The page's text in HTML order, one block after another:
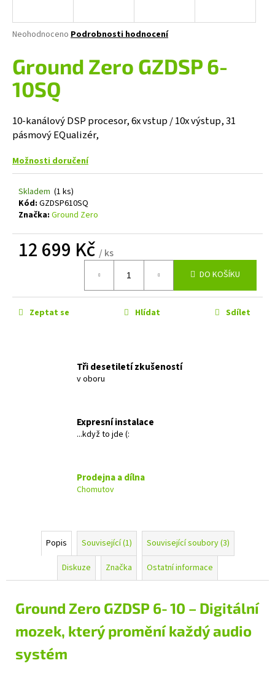
Průměrné
produktu
je
0,0
hvězdiček.
Neohodnoceno Podrobnosti hodnocení
Ground Zero GZDSP 6-
10SQ
10-kanálový DSP procesor, 6x vstup / 10x výstup, 31
pásmový EQualizér,
Možnosti doručení
Skladem (1 ks)
Kód: GZDSP610SQ
Značka: Ground Zero
12 699 Kč / ks
DO KOŠÍKU
Zeptat se Hlídat Sdílet
Tři desetiletí zkušeností
v oboru
Expresní instalace
...když to jde (:
Prodejna a dílna
Chomutov
Popis Související (1)
Související soubory (3)
Diskuze
Značka Ostatní informace
Ground Zero GZDSP 6‑10 – Digitální
mozek, který promění každý audio
systém
j
t
?
HLEDAT
D
o
o